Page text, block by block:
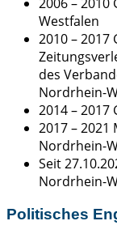
Westfalen
2010 –
des
Nordrhein-
2014 –
2017 –
Nordrhein-
Seit
Nordrhein-
Politisches